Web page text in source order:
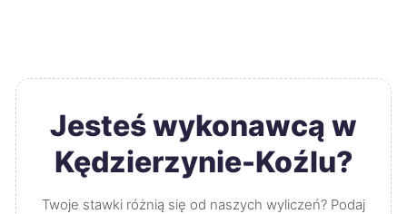
Jesteś wykonawcą w
Kędzierzynie-Koźlu?
Twoje stawki różnią się od naszych wyliczeń? Podaj